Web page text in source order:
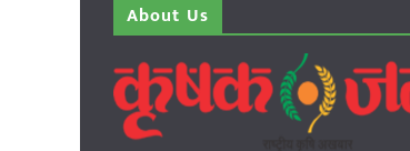
About Us